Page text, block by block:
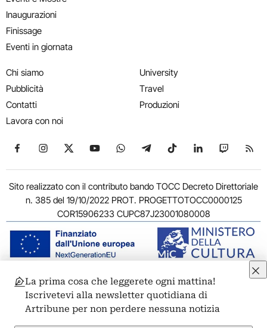
Inaugurazioni
Finissage
Eventi in giornata
Chi siamo
Pubblicità
Contatti
Lavora con noi
University
Travel
Produzioni
Seguici su Facebook
Seguici su Instagram
Seguici su X
Seguici su YouTube
Seguici su WhatsApp
Seguici su Telegram
Seguici su TikTok
Seguici su
Seguici
Sito realizzato con il contributo bando TOCC Decreto Direttoriale
n. 385 del 19/10/2022 PROT. PROGETTOTOCC0000125
COR15906233 CUPC87J23001080008
© 2011-2026 ARTRIBUNE srl – Corso Vittorio Emanuele II, 287 –
00186 Roma - P.I. 11381581005
Privacy: Responsabile della protezione dei dati personali
La prima cosa che leggerete ogni mattina!
Iscrivetevi alla newsletter quotidiana di
Artribune per non perdere nessuna notizia